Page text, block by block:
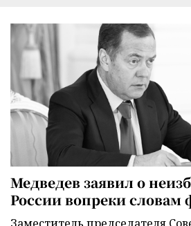
Медведев заявил о
России вопреки словам